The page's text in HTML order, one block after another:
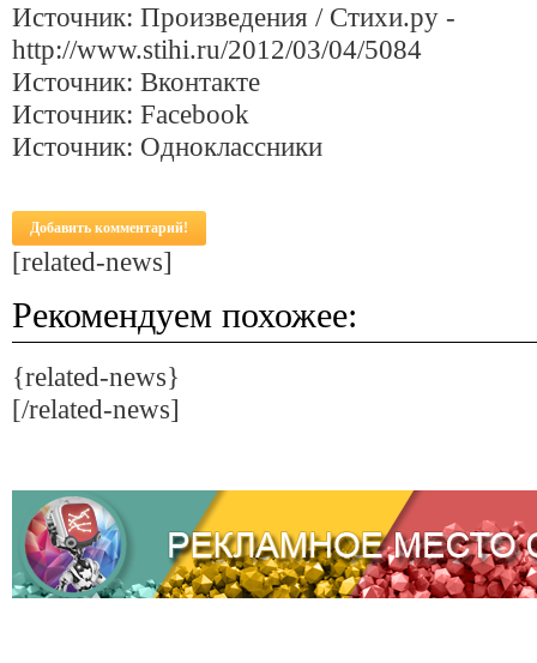
Источник: Произведения / Стихи.ру -
http://www.stihi.ru/2012/03/04/5084
Источник: Вконтакте
Источник: Facebook
Источник: Одноклассники
Добавить комментарий!
[related-news]
Рекомендуем похожее:
{related-news}
[/related-news]